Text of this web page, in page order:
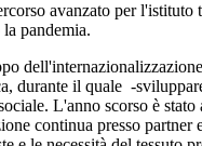
avanzato per
pandemia.
durante il quale -
L'anno scorso è
continua presso